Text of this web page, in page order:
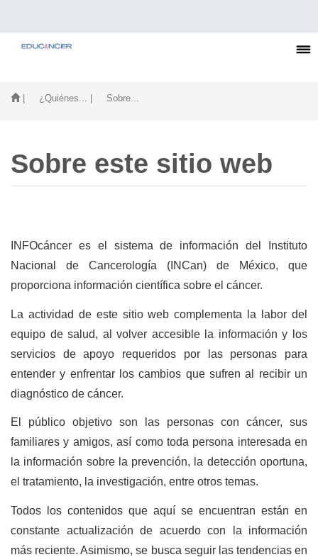
| ¿Quiénes... | Sobre...
Sobre este sitio web
INFOcáncer es el sistema de información del Instituto
Nacional de Cancerología (INCan) de México, que
proporciona información científica sobre el cáncer.
La actividad de este sitio web complementa la labor del
equipo de salud, al volver accesible la información y los
servicios de apoyo requeridos por las personas para
entender y enfrentar los cambios que sufren al recibir un
diagnóstico de cáncer.
El público objetivo son las personas con cáncer, sus
familiares y amigos, así como toda persona interesada en
la información sobre la prevención, la detección oportuna,
el tratamiento, la investigación, entre otros temas.
Todos los contenidos que aquí se encuentran están en
constante actualización de acuerdo con la información
más reciente. Asimismo, se busca seguir las tendencias en